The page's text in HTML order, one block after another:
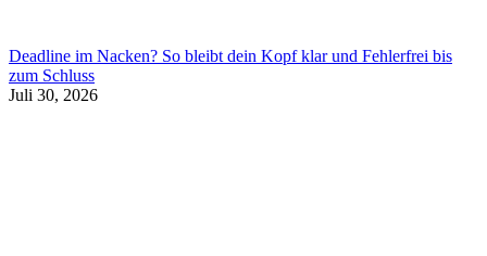
Deadline im Nacken? So bleibt dein Kopf klar und Fehlerfrei bis
zum Schluss
Juli 30, 2026